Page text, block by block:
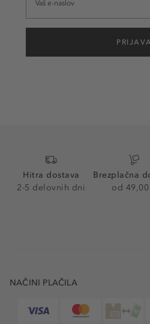
PRIJAVA
Hitra dostava
2-5 delovnih dni
Brezplačna
od
NAČINI PLAČILA